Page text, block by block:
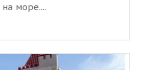
море....